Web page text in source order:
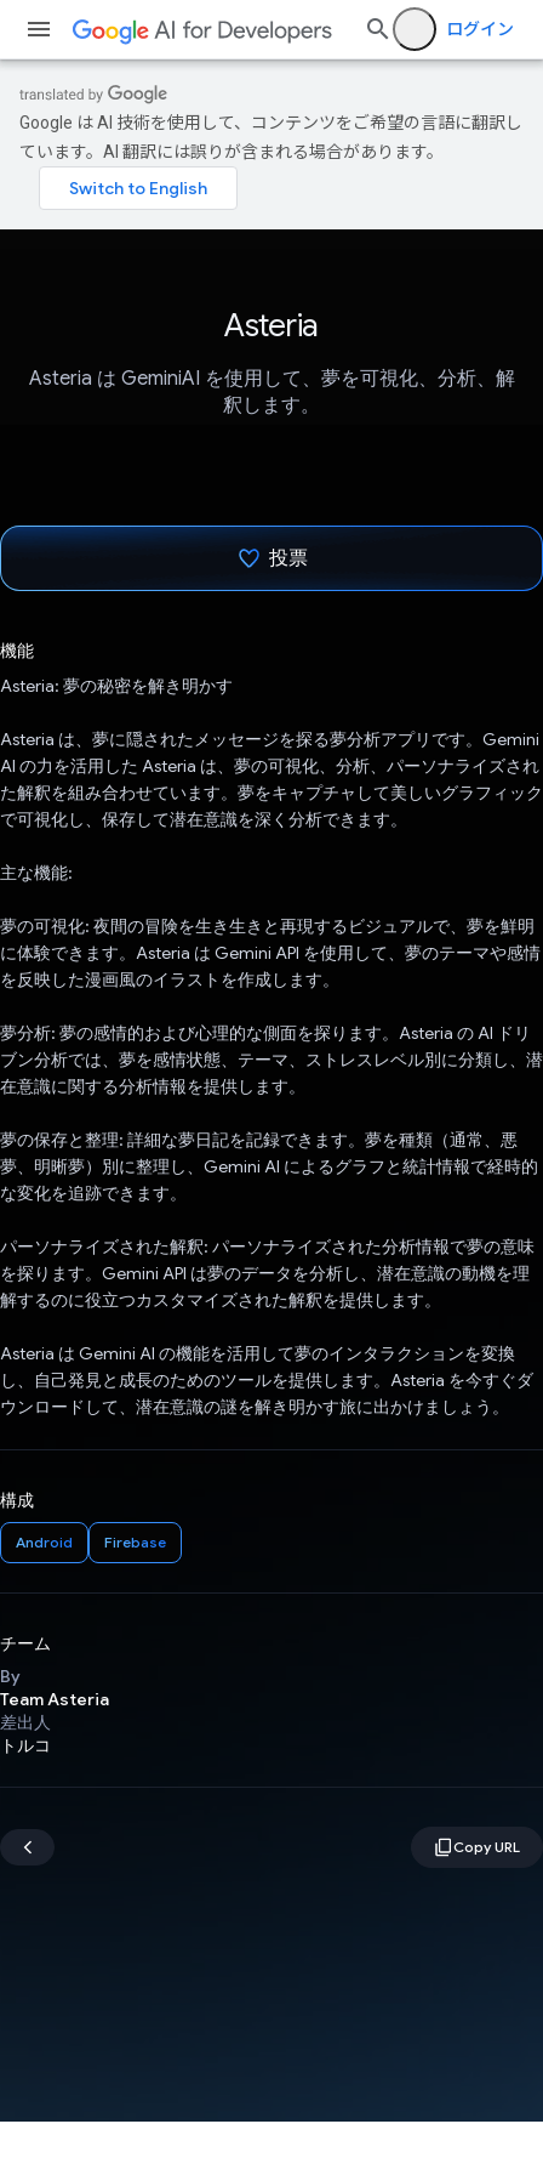
ログイン
Google は AI 技術を使用して、コンテンツをご希望の言語に翻訳し
ています。AI 翻訳には誤りが含まれる場合があります。
Asteria
Asteria は GeminiAI を使用して、夢を可視化、分析、解
釈します。
投票
機能
Asteria: 夢の秘密を解き明かす
Asteria は、夢に隠されたメッセージを探る夢分析アプリです。Gemini
AI の力を活用した Asteria は、夢の可視化、分析、パーソナライズされ
た解釈を組み合わせています。夢をキャプチャして美しいグラフィック
で可視化し、保存して潜在意識を深く分析できます。
主な機能:
夢の可視化: 夜間の冒険を生き生きと再現するビジュアルで、夢を鮮明
に体験できます。Asteria は Gemini API を使用して、夢のテーマや感情
を反映した漫画風のイラストを作成します。
夢分析: 夢の感情的および心理的な側面を探ります。Asteria の AI ドリ
ブン分析では、夢を感情状態、テーマ、ストレスレベル別に分類し、潜
在意識に関する分析情報を提供します。
夢の保存と整理: 詳細な夢日記を記録できます。夢を種類（通常、悪
夢、明晰夢）別に整理し、Gemini AI によるグラフと統計情報で経時的
な変化を追跡できます。
パーソナライズされた解釈: パーソナライズされた分析情報で夢の意味
を探ります。Gemini API は夢のデータを分析し、潜在意識の動機を理
解するのに役立つカスタマイズされた解釈を提供します。
Asteria は Gemini AI の機能を活用して夢のインタラクションを変換
し、自己発見と成長のためのツールを提供します。Asteria を今すぐダ
ウンロードして、潜在意識の謎を解き明かす旅に出かけましょう。
構成
Android Firebase
チーム
By
Team Asteria
差出人
トルコ